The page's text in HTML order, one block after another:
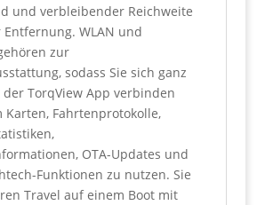
und verbleibender Reichweite
WLAN und
zur
sodass Sie sich ganz
TorqView App verbinden
Karten, Fahrtenprotokolle,
OTA-Updates und
Funktionen zu nutzen. Sie
Travel auf einem Boot mit